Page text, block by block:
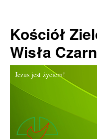
Kościół
Wisła
Jezus jest życiem!